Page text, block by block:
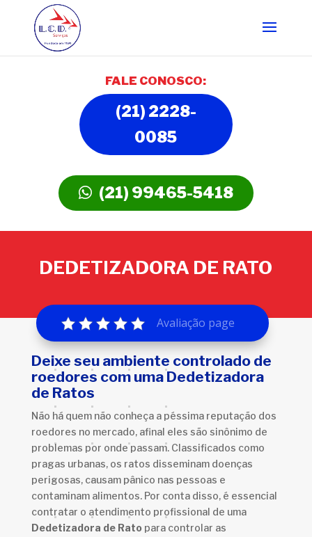
FALE CONOSCO:
(21) 2228-
0085
(21) 99465-5418
DEDETIZADORA DE RATO
Avaliação page
Deixe seu ambiente controlado de
roedores com uma Dedetizadora
de Ratos
Não há quem não conheça a péssima reputação dos
roedores no mercado, afinal eles são sinônimo de
problemas por onde passam. Classificados como
pragas urbanas, os ratos disseminam doenças
perigosas, causam pânico nas pessoas e
contaminam alimentos. Por conta disso, é essencial
contratar o atendimento profissional de uma
Dedetizadora de Rato para controlar as